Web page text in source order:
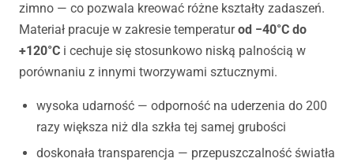
zimno — co pozwala kreować różne kształty zadaszeń.
Materiał pracuje w zakresie temperaturod −40°C do
+120°C i cechuje się stosunkowo niską palnością w
porównaniu z innymi tworzywami sztucznymi.
wysoka udarność — odporność na uderzenia do 200
razy większa niż dla szkła tej samej grubości
doskonała transparencja — przepuszczalność światła